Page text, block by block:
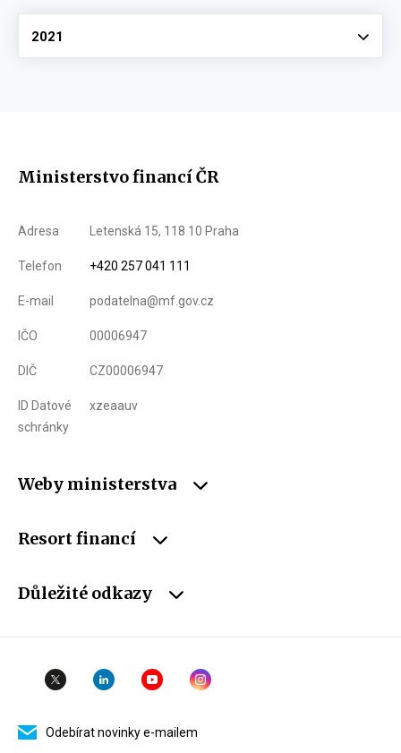
Vyberte
2021
Ministerstvo financí ČR
Adresa Letenská 15, 118 10 Praha
Telefon +420 257 041 111
E-mail podatelna@mf.gov.cz
IČO 00006947
DIČ CZ00006947
ID Datové
schránky
xzeaauv
Weby ministerstva
Resort financí
Důležité odkazy
Odebírat novinky e-mailem